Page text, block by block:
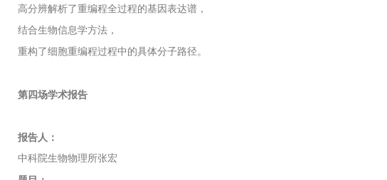
高分辨解析了重编程全过程的基因表达谱，
结合生物信息学方法，
重构了细胞重编程过程中的具体分子路径。
第四场学术报告
报告人：
中科院生物物理所张宏